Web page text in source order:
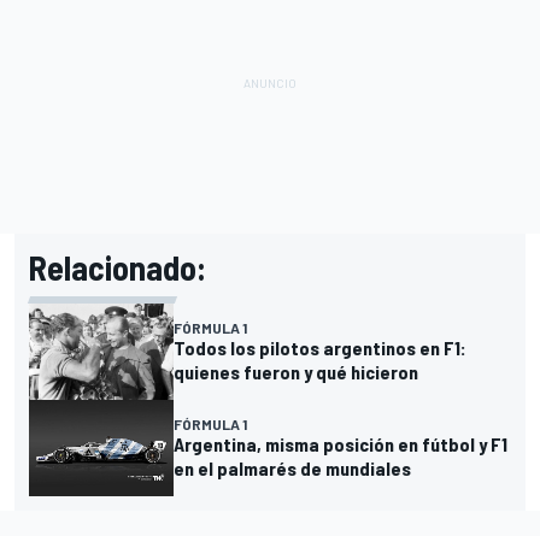
Relacionado:
FÓRMULA 1
Todos los pilotos argentinos en F1:
quienes fueron y qué hicieron
FÓRMULA 1
Argentina, misma posición en fútbol y F1
en el palmarés de mundiales